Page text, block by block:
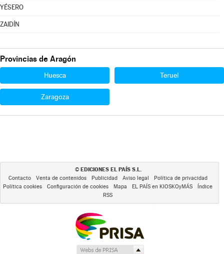
YÉSERO
ZAIDÍN
Provincias de Aragón
Huesca Teruel
Zaragoza
© EDICIONES EL PAÍS S.L.
Contacto Venta de contenidos Publicidad Aviso legal
Política de privacidad
Política cookies
Configuración de cookies Mapa EL PAÍS en KIOSKOyMÁS
Índice
RSS